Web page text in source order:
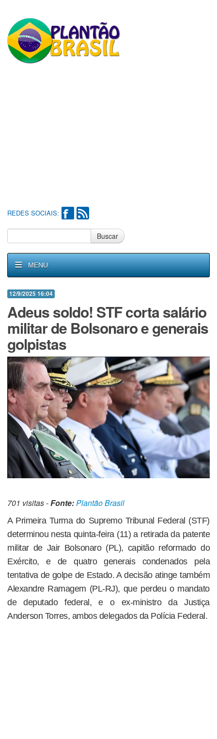
REDES SOCIAIS:
Buscar
MENU
12/9/2025 16:04
Adeus soldo! STF corta salário
militar de Bolsonaro e generais
golpistas
701 visitas -Fonte:Plantão Brasil
A Primeira Turma do Supremo Tribunal Federal (STF)
determinou nesta quinta-feira (11) a retirada da patente
militar de Jair Bolsonaro (PL), capitão reformado do
Exército, e de quatro generais condenados pela
tentativa de golpe de Estado. A decisão atinge também
Alexandre Ramagem (PL-RJ), que perdeu o mandato
de deputado federal, e o ex-ministro da Justiça
Anderson Torres, ambos delegados da Polícia Federal.